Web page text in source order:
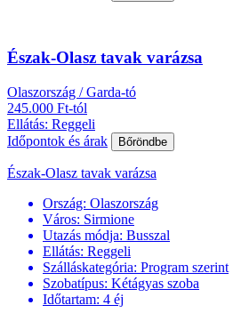
Észak-Olasz tavak varázsa
Olaszország / Garda-tó
245.000 Ft-tól
Ellátás: Reggeli
Időpontok és árak
Bőröndbe
Észak-Olasz tavak varázsa
Ország: Olaszország
Város: Sirmione
Utazás módja: Busszal
Ellátás: Reggeli
Szálláskategória: Program szerint
Szobatípus: Kétágyas szoba
Időtartam: 4 éj